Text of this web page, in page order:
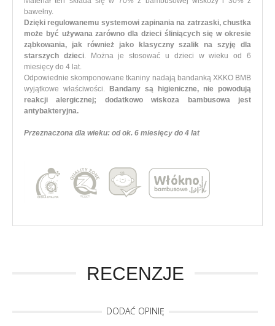
bawełny.
Dzięki regulowanemu systemowi zapinania na zatrzaski, chustka
może być używana zarówno dla dzieci śliniących się w okresie
ząbkowania, jak również jako klasyczny szalik na szyję dla
starszych dzieci. Można je stosować u dzieci w wieku od 6
miesięcy do 4 lat.
Odpowiednie skomponowane tkaniny nadają bandanką XKKO BMB
wyjątkowe właściwości. Bandany są higieniczne, nie powodują
reakcji alergicznej; dodatkowo wiskoza bambusowa jest
antybakteryjna.
Przeznaczona dla wieku: od ok. 6 miesięcy do 4 lat
RECENZJE
DODAĆ OPINIĘ